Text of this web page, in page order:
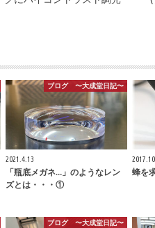
ブログ 〜大成堂日記〜
2021.4.13
「瓶底メガネ…」のようなレン
ズとは・・・①
蜂を
ブログ 〜大成堂日記〜